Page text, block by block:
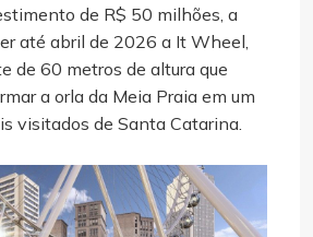
de R$ 50 milhões, a
até abril de 2026 a It Wheel,
de 60 metros de altura que
a orla da Meia Praia em um
visitados de Santa Catarina.